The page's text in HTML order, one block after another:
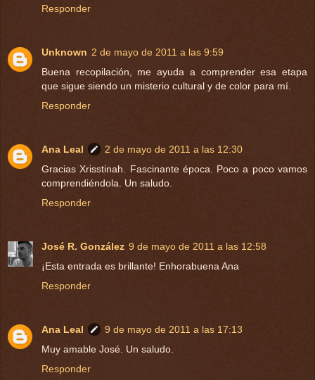
Responder
Unknown 2 de mayo de 2011 a las 9:59
Buena recopilación, me ayuda a comprender esa etapa
que sigue siendo un misterio cultural y de color para mí.
Responder
Ana Leal
2 de mayo de 2011 a las 12:30
Gracias Xrisstinah. Fascinante época. Poco a poco vamos
comprendiéndola. Un saludo.
Responder
José R. González 9 de mayo de 2011 a las 12:58
¡Esta entrada es brillante! Enhorabuena Ana
Responder
Ana Leal
9 de mayo de 2011 a las 17:13
Muy amable José. Un saludo.
Responder